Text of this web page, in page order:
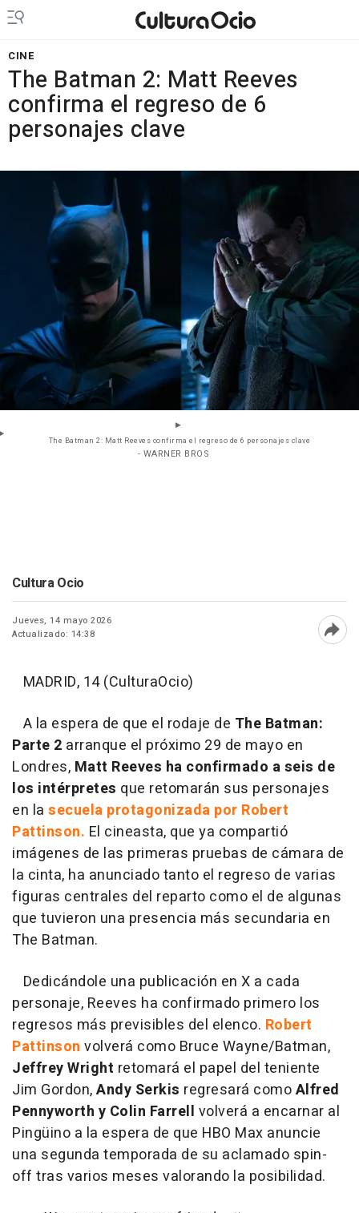
CINE
The Batman 2: Matt Reeves
confirma el regreso de 6
personajes clave
The Batman 2: Matt Reeves confirma el regreso de 6 personajes clave
- WARNER BROS
Cultura Ocio
Jueves, 14 mayo 2026
Actualizado: 14:38
MADRID, 14 (CulturaOcio)
A la espera de que el rodaje de The Batman:
Parte 2 arranque el próximo 29 de mayo en
Londres, Matt Reeves ha confirmado a seis de
los intérpretes que retomarán sus personajes
en la secuela protagonizada por Robert
Pattinson. El cineasta, que ya compartió
imágenes de las primeras pruebas de cámara de
la cinta, ha anunciado tanto el regreso de varias
figuras centrales del reparto como el de algunas
que tuvieron una presencia más secundaria en
The Batman.
Dedicándole una publicación en X a cada
personaje, Reeves ha confirmado primero los
regresos más previsibles del elenco. Robert
Pattinson volverá como Bruce Wayne/Batman,
Jeffrey Wright retomará el papel del teniente
Jim Gordon,Andy Serkis regresará comoAlfred
Pennyworth y Colin Farrell volverá a encarnar al
Pingüino a la espera de que HBO Max anuncie
una segunda temporada de su aclamado spin-
off tras varios meses valorando la posibilidad.